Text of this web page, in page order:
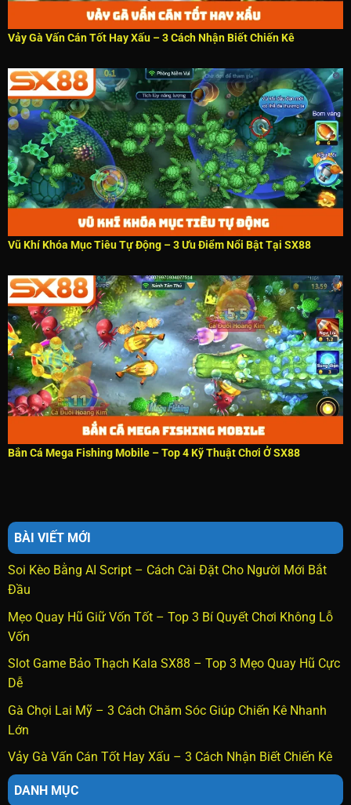
Vảy Gà Vấn Cán Tốt Hay Xấu – 3 Cách Nhận Biết Chiến Kê
Vũ Khí Khóa Mục Tiêu Tự Động – 3 Ưu Điểm Nổi Bật Tại SX88
Bắn Cá Mega Fishing Mobile – Top 4 Kỹ Thuật Chơi Ở SX88
BÀI VIẾT MỚI
Soi Kèo Bằng AI Script – Cách Cài Đặt Cho Người Mới Bắt
Đầu
Mẹo Quay Hũ Giữ Vốn Tốt – Top 3 Bí Quyết Chơi Không Lỗ
Vốn
Slot Game Bảo Thạch Kala SX88 – Top 3 Mẹo Quay Hũ Cực
Dễ
Gà Chọi Lai Mỹ – 3 Cách Chăm Sóc Giúp Chiến Kê Nhanh
Lớn
Vảy Gà Vấn Cán Tốt Hay Xấu – 3 Cách Nhận Biết Chiến Kê
DANH MỤC